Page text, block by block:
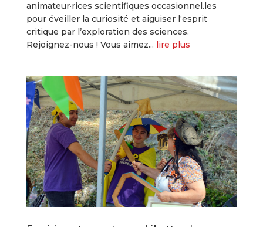
animateur·rices scientifiques occasionnel.les
pour éveiller la curiosité et aiguiser l‘esprit
critique par l’exploration des sciences.
Rejoignez-nous ! Vous aimez... lire plus